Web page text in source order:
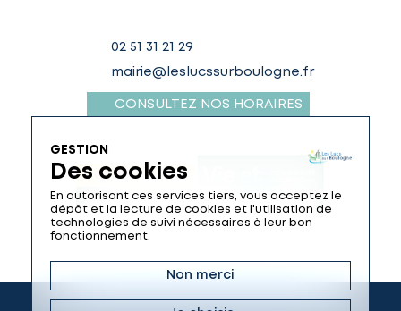
02 51 31 21 29
mairie@leslucssurboulogne.fr
CONSULTEZ NOS HORAIRES
GESTION
Des cookies
En autorisant ces services tiers, vous acceptez le
dépôt et la lecture de cookies et l'utilisation de
technologies de suivi nécessaires à leur bon
fonctionnement.
Non merci